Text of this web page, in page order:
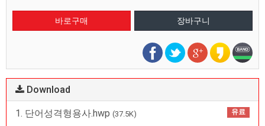
Download
1. 단어성격형용사.hwp (37.5K) 유료